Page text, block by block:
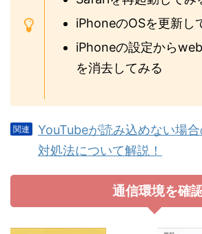
iPhoneのOSを更新し
iPhoneの設定から
を消去してみる
YouTubeが読み込めない場合
対処法について解説！
通信環境を確